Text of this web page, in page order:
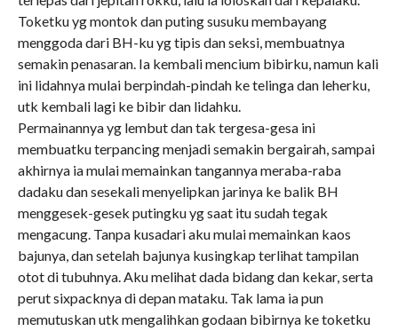
Toketku yg montok dan puting susuku membayang
menggoda dari BH-ku yg tipis dan seksi, membuatnya
semakin penasaran. Ia kembali mencium bibirku, namun kali
ini lidahnya mulai berpindah-pindah ke telinga dan leherku,
utk kembali lagi ke bibir dan lidahku.
Permainannya yg lembut dan tak tergesa-gesa ini
membuatku terpancing menjadi semakin bergairah, sampai
akhirnya ia mulai memainkan tangannya meraba-raba
dadaku dan sesekali menyelipkan jarinya ke balik BH
menggesek-gesek putingku yg saat itu sudah tegak
mengacung. Tanpa kusadari aku mulai memainkan kaos
bajunya, dan setelah bajunya kusingkap terlihat tampilan
otot di tubuhnya. Aku melihat dada bidang dan kekar, serta
perut sixpacknya di depan mataku. Tak lama ia pun
memutuskan utk mengalihkan godaan bibirnya ke toketku